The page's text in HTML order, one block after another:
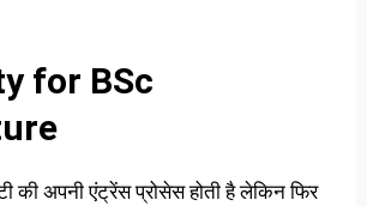
for BSc
की अपनी एंट्रेंस प्रोसेस होती है लेकिन फिर